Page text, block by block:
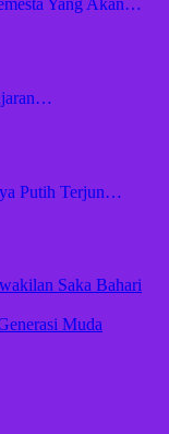
Yang Akan…
Putih Terjun…
Saka Bahari
Muda